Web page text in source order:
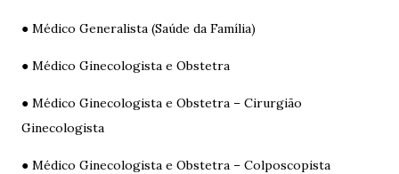
● Médico Generalista (Saúde da Família)
● Médico Ginecologista e Obstetra
● Médico Ginecologista e Obstetra – Cirurgião
Ginecologista
● Médico Ginecologista e Obstetra – Colposcopista